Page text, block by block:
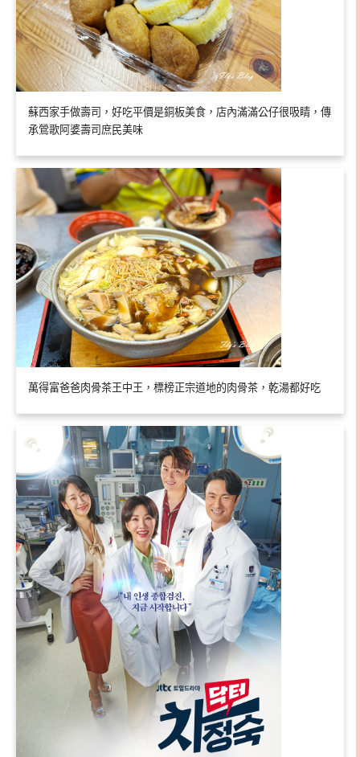
蘇西家手做壽司，好吃平價是銅板美食，店內滿滿公仔很吸睛，傳
承鶯歌阿婆壽司庶民美味
萬得富爸爸肉骨茶王中王，標榜正宗道地的肉骨茶，乾湯都好吃